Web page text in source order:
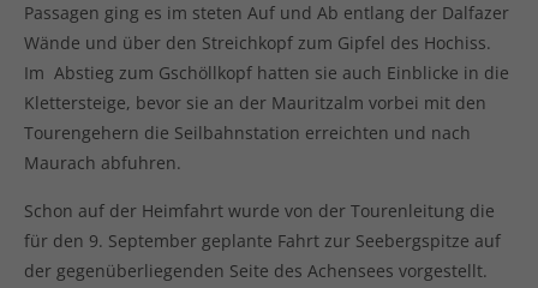
Passagen ging es im steten Auf und Ab entlang der Dalfazer
Wände und über den Streichkopf zum Gipfel des Hochiss.
Im Abstieg zum Gschöllkopf hatten sie auch Einblicke in die
Klettersteige, bevor sie an der Mauritzalm vorbei mit den
Tourengehern die Seilbahnstation erreichten und nach
Maurach abfuhren.
Schon auf der Heimfahrt wurde von der Tourenleitung die
für den 9. September geplante Fahrt zur Seebergspitze auf
der gegenüberliegenden Seite des Achensees vorgestellt.